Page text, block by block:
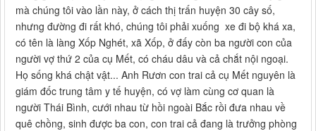
mà chúng tôi vào lần này, ở cách thị trấn huyện 30 cây số,
nhưng đường đi rất khó, chúng tôi phải xuống xe đi bộ khá xa,
có tên là làng Xốp Nghét, xã Xốp, ở đấy còn ba người con của
người vợ thứ 2 của cụ Mết, có cháu dâu và cả chắt nội ngoại.
Họ sống khá chật vật... Anh Rươn con trai cả cụ Mết nguyên là
giám đốc trung tâm y tế huyện, có vợ làm cùng cơ quan là
người Thái Bình, cưới nhau từ hồi ngoài Bắc rồi đưa nhau về
quê chồng, sinh được ba con, con trai cả đang là trưởng phòng